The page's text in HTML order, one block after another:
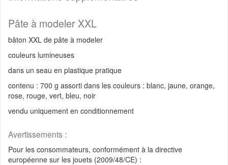
Pâte à modeler XXL
bâton XXL de pâte à modeler
couleurs lumineuses
dans un seau en plastique pratique
contenu : 700 g assorti dans les couleurs : blanc, jaune, orange,
rose, rouge, vert, bleu, noir
vendu uniquement en conditionnement
Avertissements :
Pour les consommateurs, conformément à la directive
européenne sur les jouets (2009/48/CE) :